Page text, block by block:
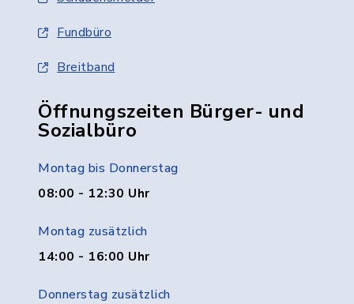
Fundbüro
Breitband
Öffnungszeiten Bürger- und
Sozialbüro
Montag bis Donnerstag
08:00 - 12:30 Uhr
Montag zusätzlich
14:00 - 16:00 Uhr
Donnerstag zusätzlich